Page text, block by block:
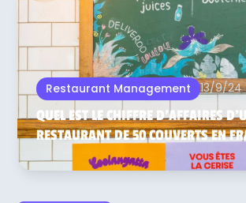
Restaurant Management 13/9/24
QUEL EST LE CHIFFRE D’AFFAIRES
RESTAURANT DE 50 COUVERTS EN